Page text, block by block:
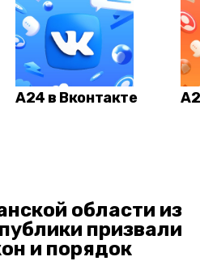
А24 в Вконтакте
области из
призвали
и порядок